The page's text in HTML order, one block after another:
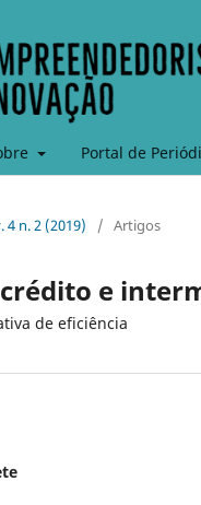
Portal de
4 n. 2 (2019) / Artigos
e
de eficiência